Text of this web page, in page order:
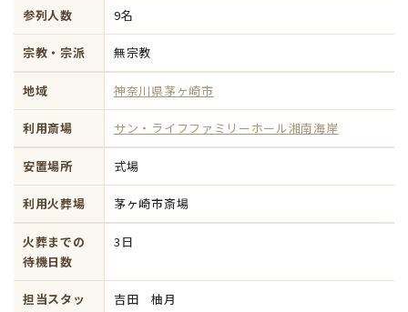
参列人数 9名
宗教・宗派 無宗教
地域 神奈川県茅ヶ崎市
利用斎場 サン・ライフファミリーホール湘南海岸
安置場所 式場
利用火葬場 茅ヶ崎市斎場
火葬までの
待機日数
3日
担当スタッ
吉田 柚月